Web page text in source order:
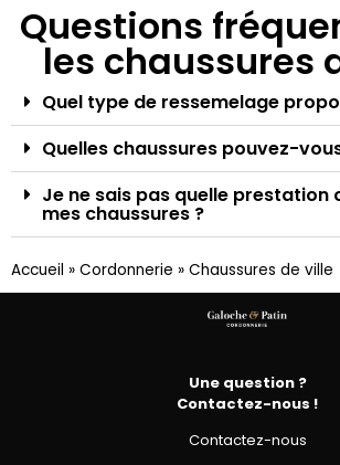
Questions
les chaussures
Quel type de ressemelage
Quelles chaussures pouvez-
Je ne sais pas quelle prestation
mes chaussures ?
Accueil » Cordonnerie » Chaussures de ville
Une question ?
Contactez-nous !
Contactez-nous